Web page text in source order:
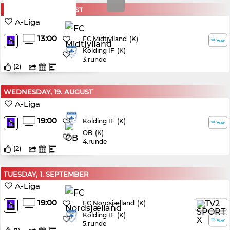
SATURDAY, 15. AUGUST
A-Liga
13:00
FC Midtjylland (K)
Kolding IF (K)
3.runde
(2)
WEDNESDAY, 19. AUGUST
A-Liga
19:00
Kolding IF (K)
OB (K)
4.runde
(2)
TUESDAY, 1. SEPTEMBER
A-Liga
19:00
FC Nordsjælland (K)
Kolding IF (K)
5.runde